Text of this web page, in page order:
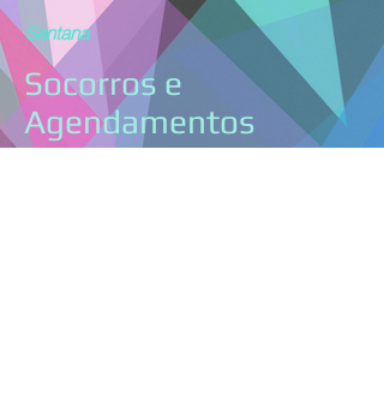
Santana
Socorros e
Agendamentos